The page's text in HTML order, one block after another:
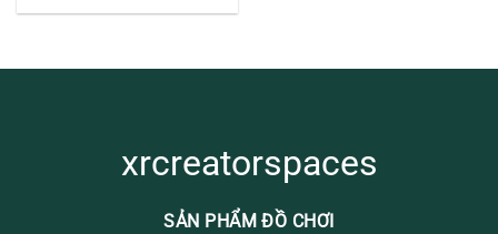
xrcreatorspaces
SẢN PHẨM ĐỒ CHƠI